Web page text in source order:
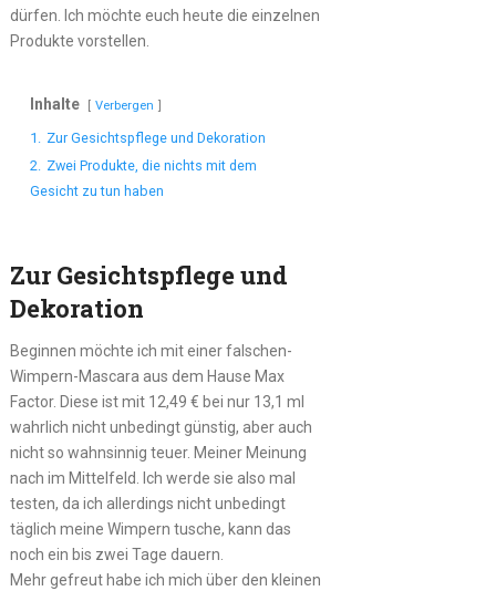
dürfen. Ich möchte euch heute die einzelnen
Produkte vorstellen.
Inhalte Verbergen
1. Zur Gesichtspflege und Dekoration
2. Zwei Produkte, die nichts mit dem
Gesicht zu tun haben
Zur Gesichtspflege und
Dekoration
Beginnen möchte ich mit einer falschen-
Wimpern-Mascara aus dem Hause Max
Factor. Diese ist mit 12,49 € bei nur 13,1 ml
wahrlich nicht unbedingt günstig, aber auch
nicht so wahnsinnig teuer. Meiner Meinung
nach im Mittelfeld. Ich werde sie also mal
testen, da ich allerdings nicht unbedingt
täglich meine Wimpern tusche, kann das
noch ein bis zwei Tage dauern.
Mehr gefreut habe ich mich über den kleinen